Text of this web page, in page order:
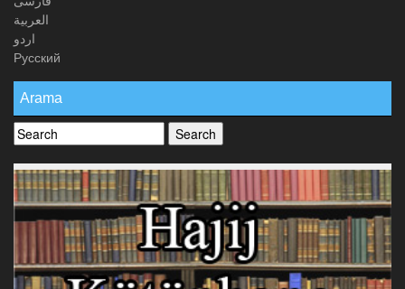
العربیة
اردو
Русский
Arama